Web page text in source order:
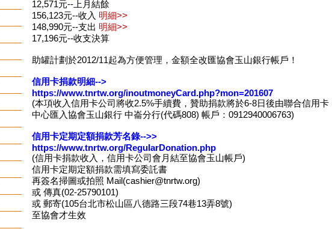
12,571元--上月結餘
156,123元--收入 明細>>
148,990元--支出 明細>>
17,196元--收支決算
助罐計劃於2012/11起為方便管理，金額全改匯協會玉山銀行帳戶！
信用卡捐款明細-->
https://www.tnrtw.org/inoutmoneyCard.php?mon=201607
(本項收入信用卡公司將收2.5%手續費，贊助捐款將於6-8日後由聯合信用卡
中心匯入協會玉山銀行 中崙分行(代碼808) 帳戶：0912940006763)
信用卡定期定額捐款芳名錄-->>
https://www.tnrtw.org/RegularDonation.php
(信用卡捐款收入，信用卡公司會月結至協會玉山帳戶)
信用卡定期定額捐款需填寫委託書
再簽名掃圖或拍照 Mail(cashier@tnrtw.org)
或 傳真(02-25790101)
或 郵寄(105台北市松山區八德路三段74巷13弄8號)
至協會才生效